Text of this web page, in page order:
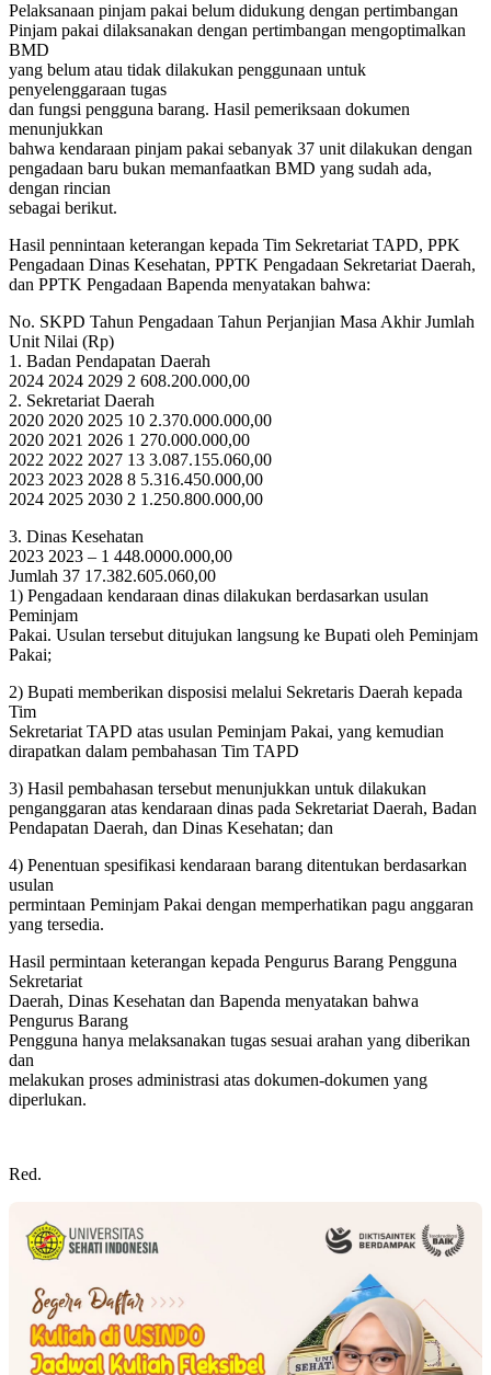
Pelaksanaan pinjam pakai belum didukung dengan pertimbangan
Pinjam pakai dilaksanakan dengan pertimbangan mengoptimalkan
BMD
yang belum atau tidak dilakukan penggunaan untuk
penyelenggaraan tugas
dan fungsi pengguna barang. Hasil pemeriksaan dokumen
menunjukkan
bahwa kendaraan pinjam pakai sebanyak 37 unit dilakukan dengan
pengadaan baru bukan memanfaatkan BMD yang sudah ada,
dengan rincian
sebagai berikut.
Hasil pennintaan keterangan kepada Tim Sekretariat TAPD, PPK
Pengadaan Dinas Kesehatan, PPTK Pengadaan Sekretariat Daerah,
dan PPTK Pengadaan Bapenda menyatakan bahwa:
No. SKPD Tahun Pengadaan Tahun Perjanjian Masa Akhir Jumlah
Unit Nilai (Rp)
1. Badan Pendapatan Daerah
2024 2024 2029 2 608.200.000,00
2. Sekretariat Daerah
2020 2020 2025 10 2.370.000.000,00
2020 2021 2026 1 270.000.000,00
2022 2022 2027 13 3.087.155.060,00
2023 2023 2028 8 5.316.450.000,00
2024 2025 2030 2 1.250.800.000,00
3. Dinas Kesehatan
2023 2023 – 1 448.0000.000,00
Jumlah 37 17.382.605.060,00
1) Pengadaan kendaraan dinas dilakukan berdasarkan usulan
Peminjam
Pakai. Usulan tersebut ditujukan langsung ke Bupati oleh Peminjam
Pakai;
2) Bupati memberikan disposisi melalui Sekretaris Daerah kepada
Tim
Sekretariat TAPD atas usulan Peminjam Pakai, yang kemudian
dirapatkan dalam pembahasan Tim TAPD
3) Hasil pembahasan tersebut menunjukkan untuk dilakukan
penganggaran atas kendaraan dinas pada Sekretariat Daerah, Badan
Pendapatan Daerah, dan Dinas Kesehatan; dan
4) Penentuan spesifikasi kendaraan barang ditentukan berdasarkan
usulan
permintaan Peminjam Pakai dengan memperhatikan pagu anggaran
yang tersedia.
Hasil permintaan keterangan kepada Pengurus Barang Pengguna
Sekretariat
Daerah, Dinas Kesehatan dan Bapenda menyatakan bahwa
Pengurus Barang
Pengguna hanya melaksanakan tugas sesuai arahan yang diberikan
dan
melakukan proses administrasi atas dokumen-dokumen yang
diperlukan.
Red.